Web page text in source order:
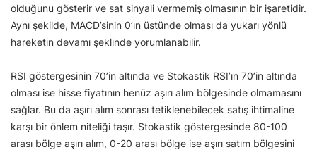
olduğunu gösterir ve sat sinyali vermemiş olmasının bir işaretidir.
Aynı şekilde, MACD’sinin 0’ın üstünde olması da yukarı yönlü
hareketin devamı şeklinde yorumlanabilir.
RSI göstergesinin 70’in altında ve Stokastik RSI’ın 70’in altında
olması ise hisse fiyatının henüz aşırı alım bölgesinde olmamasını
sağlar. Bu da aşırı alım sonrası tetiklenebilecek satış ihtimaline
karşı bir önlem niteliği taşır. Stokastik göstergesinde 80-100
arası bölge aşırı alım, 0-20 arası bölge ise aşırı satım bölgesini